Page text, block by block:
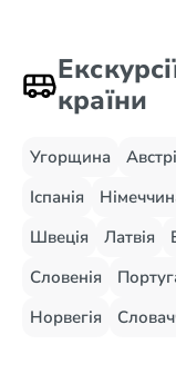
країни
Угорщина
Іспанія
Швеція
Латвія
Словенія
Норвегія